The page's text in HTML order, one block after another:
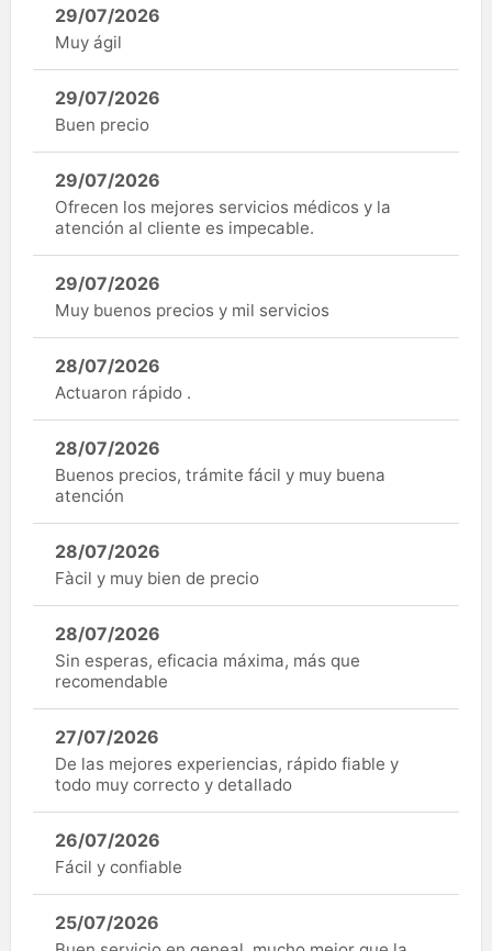
29/07/2026
Muy ágil
29/07/2026
Buen precio
29/07/2026
Ofrecen los mejores servicios médicos y la
atención al cliente es impecable.
29/07/2026
Muy buenos precios y mil servicios
28/07/2026
Actuaron rápido .
28/07/2026
Buenos precios, trámite fácil y muy buena
atención
28/07/2026
Fàcil y muy bien de precio
28/07/2026
Sin esperas, eficacia máxima, más que
recomendable
27/07/2026
De las mejores experiencias, rápido fiable y
todo muy correcto y detallado
26/07/2026
Fácil y confiable
25/07/2026